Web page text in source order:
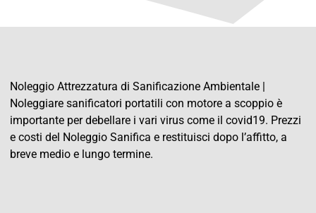
Noleggio Attrezzatura di Sanificazione Ambientale |
Noleggiare sanificatori portatili con motore a scoppio è
importante per debellare i vari virus come il covid19. Prezzi
e costi del Noleggio Sanifica e restituisci dopo l’affitto, a
breve medio e lungo termine.